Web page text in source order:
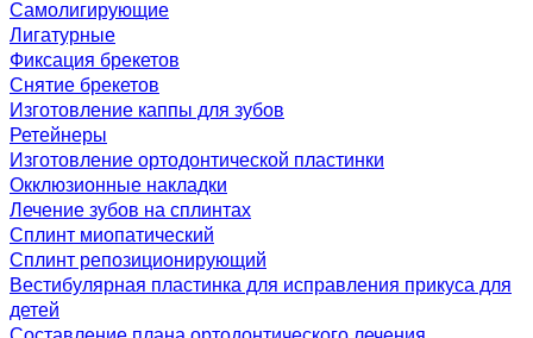
Самолигирующие
Лигатурные
Фиксация брекетов
Снятие брекетов
Изготовление каппы для зубов
Ретейнеры
Изготовление ортодонтической пластинки
Окклюзионные накладки
Лечение зубов на сплинтах
Сплинт миопатический
Сплинт репозиционирующий
Вестибулярная пластинка для исправления прикуса для
детей